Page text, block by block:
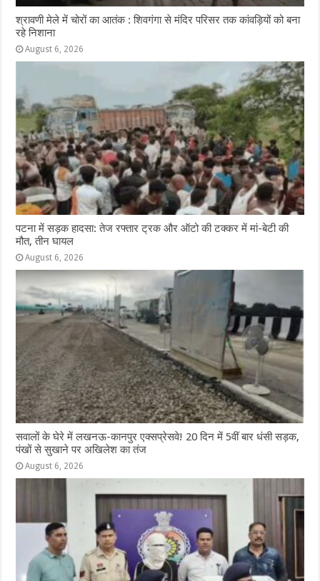
श्रावणी मेले में चोरों का आतंक : शिवगंगा से मंदिर परिसर तक कांवड़ियों को बना
रहे निशाना
August 6, 2026
पटना में सड़क हादसा: तेज रफ्तार ट्रक और ऑटो की टक्कर में मां-बेटी की
मौत, तीन घायल
August 6, 2026
सवालों के घेरे में लखनऊ-कानपुर एक्सप्रेसवे! 20 दिन में 5वीं बार धंसी सड़क,
पंखों से सुखाने पर अखिलेश का तंज
August 6, 2026